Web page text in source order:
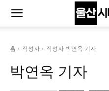
홈 작성자 작성자 박연옥 기자
박연옥 기자